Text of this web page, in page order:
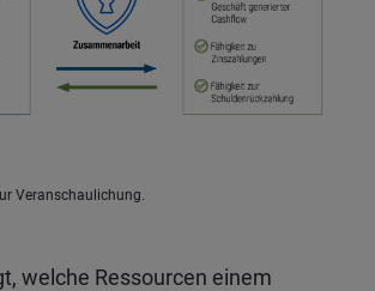
Veranschaulichung.
welche Ressourcen einem